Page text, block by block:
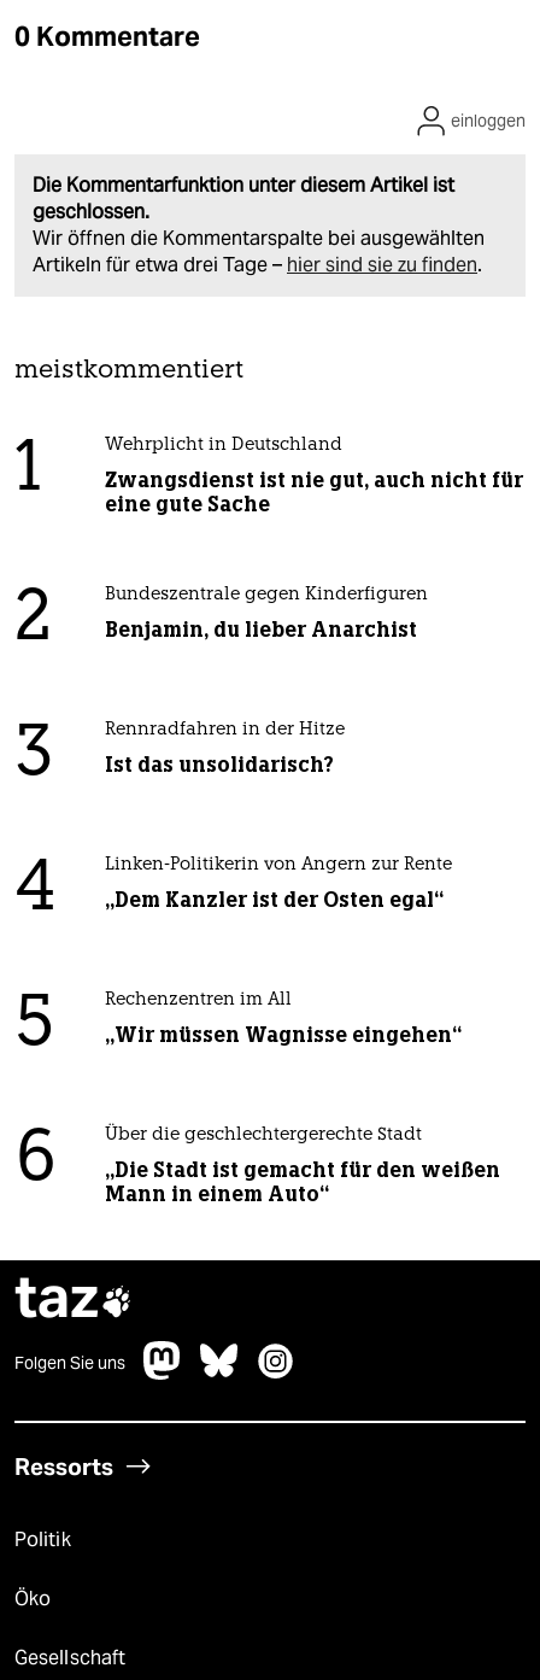
0 Kommentare
Die Kommentarfunktion unter diesem Artikel ist
geschlossen.
Wir öffnen die Kommentarspalte bei ausgewählten
Artikeln für etwa drei Tage – hier sind sie zu finden.
einloggen
meistkommentiert
1 Wehrplicht in Deutschland
Zwangsdienst ist nie gut, auch nicht für
eine gute Sache
2 Bundeszentrale gegen Kinderfiguren
Benjamin, du lieber Anarchist
3 Rennradfahren in der Hitze
Ist das unsolidarisch?
4 Linken-Politikerin von Angern zur Rente
„Dem Kanzler ist der Osten egal“
5 Rechenzentren im All
„Wir müssen Wagnisse eingehen“
6 Über die geschlechtergerechte Stadt
„Die Stadt ist gemacht für den weißen
Mann in einem Auto“
taz
Folgen Sie uns
Ressorts
Politik
Öko
Gesellschaft